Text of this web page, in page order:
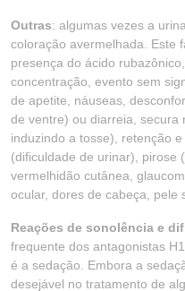
Outras: algumas vezes a
coloração avermelhada. Este
presença do ácido
concentração, evento sem
de apetite, náuseas,
de ventre) ou diarreia, secura
induzindo a tosse), retenção
(dificuldade de urinar), pirose
vermelhidão cutânea,
ocular, dores de cabeça, pele
Reações de sonolência e
frequente dos antagonistas
é a sedação. Embora a
desejável no tratamento de